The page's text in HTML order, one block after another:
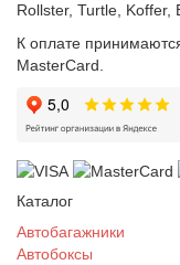
Rollster, Turtle, Koffer,
К оплате
MasterCard.
Каталог
Автобагажники
Автобоксы